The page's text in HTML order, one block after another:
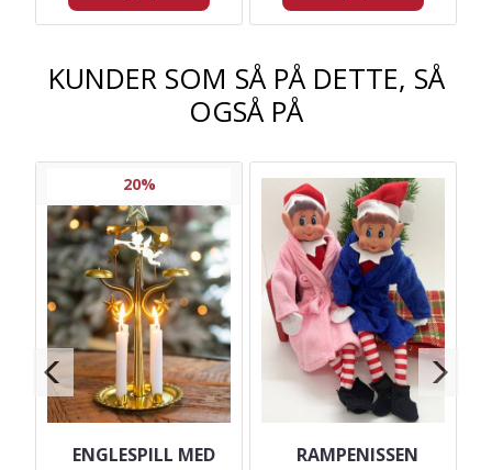
KUNDER SOM SÅ PÅ DETTE, SÅ
OGSÅ PÅ
20%
ENGLESPILL MED
RAMPENISSEN